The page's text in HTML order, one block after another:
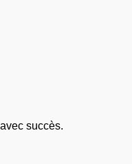
succès.